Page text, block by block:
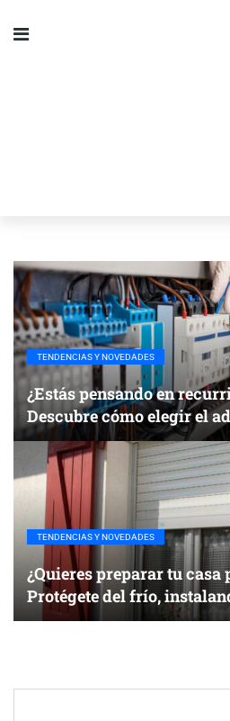
TENDENCIAS Y NOVEDADES
¿Estás pensando en
Descubre cómo elegir el
TENDENCIAS Y NOVEDADES
¿Quieres preparar tu casa
Protégete del frío,